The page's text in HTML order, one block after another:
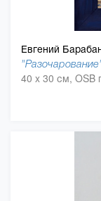
Евгений
40 x 30 см, OSB